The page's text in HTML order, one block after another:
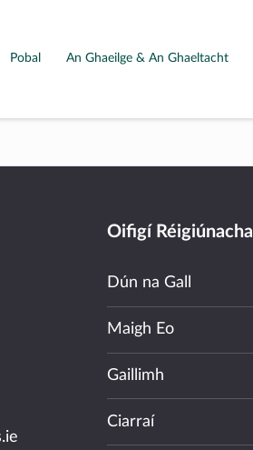
Pobal An Ghaeilge & An Ghaeltacht
Oifigí Réigiúnacha
Dún na Gall
Maigh Eo
Gaillimh
Ciarraí